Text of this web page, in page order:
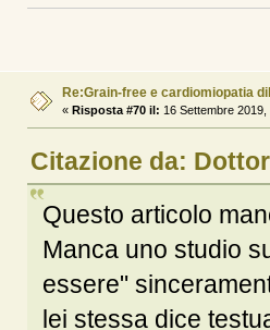
Re:Grain-free e cardiomiopatia
« Risposta #70 il: 16 Settembre 2019,
Citazione da:
Questo articolo
Manca uno studio
essere"
lei stessa dice